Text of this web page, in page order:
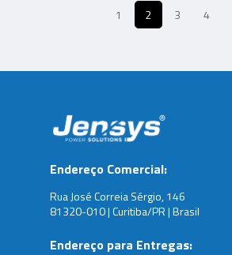
1 2 3 4
Endereço Comercial:
Rua José Correia Sérgio, 146
81320-010 | Curitiba/PR | Brasil
Endereço para Entregas: